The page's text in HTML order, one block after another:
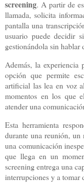
screening. A partir de
llamada, solicita
pantalla una
usuario puede decidir
gestionándola sin hablar
Además, la experiencia
opción que permite
artificial las lea en voz
momentos en los que
atender una
Esta herramienta
durante una reunión, un
una comunicación
que llega en un
screening entrega una
interrupciones y a tomar